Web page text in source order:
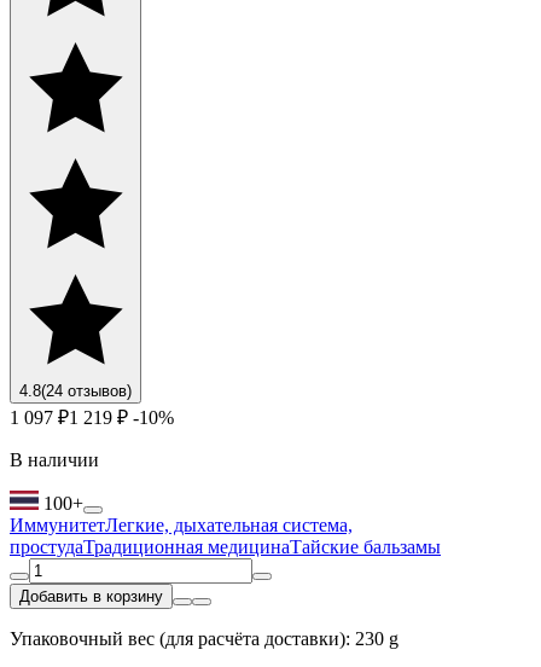
4.8(24 отзывов)
1 097 ₽1 219 ₽ -10%
В наличии
100+
ИммунитетЛегкие, дыхательная система,
простудаТрадиционная медицинаТайские бальзамы
Добавить в корзину
Упаковочный вес (для расчёта доставки): 230 g